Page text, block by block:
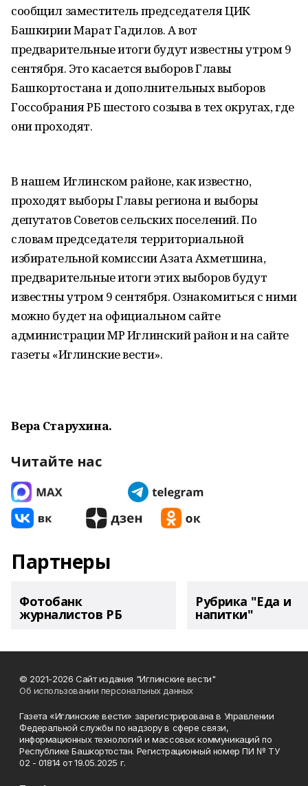
сообщил заместитель председателя ЦИК
Башкирии Марат Гадилов. А вот
предварительные итоги будут известны утром 9
сентября. Это касается выборов Главы
Башкортостана и дополнительных выборов
Госсобрания РБ шестого созыва в тех округах, где
они проходят.
В нашем Иглинском районе, как известно,
проходят выборы Главы региона и выборы
депутатов Советов сельских поселений. По
словам председателя территориальной
избирательной комиссии Азата Ахметшина,
предварительные итоги этих выборов будут
известны утром 9 сентября. Ознакомиться с ними
можно будет на официальном сайте
администрации МР Иглинский район и на сайте
газеты «Иглинские вести».
Вера Старухина.
Читайте нас
Партнеры
Фотобанк
журналистов РБ
Рубрика "Еда и
напитки"
© 2021-2026 Сайт издания "Иглинские вести"
Об использовании персональных данных
Газета «Иглинские вести» зарегистрирована в Управлении
Федеральной службы по надзору в сфере связи,
информационных технологий и массовых коммуникаций по
Республике Башкортостан. Регистрационный номер ПИ № ТУ
02 - 01814 от 19.05.2025 г.